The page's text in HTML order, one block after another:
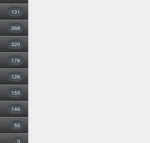
131
268
320
176
126
155
146
55
3